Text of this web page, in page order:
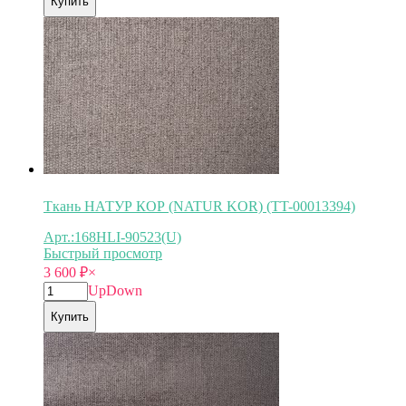
Ткань НАТУР КОР (NATUR KOR) (TT-00013394)
Арт.:168HLI-90523(U)
Быстрый просмотр
3 600 ₽×
UpDown
Купить